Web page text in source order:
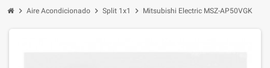
chevron_right Aire Acondicionado chevron_right Split 1x1 chevron_right Mitsubishi Electric MSZ-AP50VGK